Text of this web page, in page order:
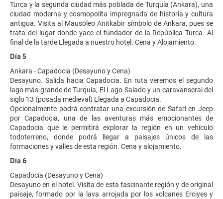
Turca y la segunda ciudad más poblada de Turquía (Ankara), una
ciudad moderna y cosmopolita impregnada de historia y cultura
antigua. Visita al Mausoleo Anitkabir símbolo de Ankara, pues se
trata del lugar donde yace el fundador de la República Turca. Al
final de la tarde Llegada a nuestro hotel. Cena y Alojamiento.
Día 5
Ankara - Capadocia (Desayuno y Cena)
Desayuno. Salida hacia Capadocia. En ruta veremos el segundo
lago más grande de Turquía, El Lago Salado y un caravanserai del
siglo 13 (posada medieval) Llegada a Capadocia.
Opcionalmente podrá contratar una excursión de Safari en Jeep
por Capadocia, una de las aventuras más emocionantes de
Capadocia que le permitirá explorar la región en un vehículo
todoterreno, donde podrá llegar a paisajes únicos de las
formaciones y valles de esta región. Cena y alojamiento.
Día 6
Capadocia (Desayuno y Cena)
Desayuno en el hotel. Visita de esta fascinante región y de original
paisaje, formado por la lava arrojada por los volcanes Erciyes y